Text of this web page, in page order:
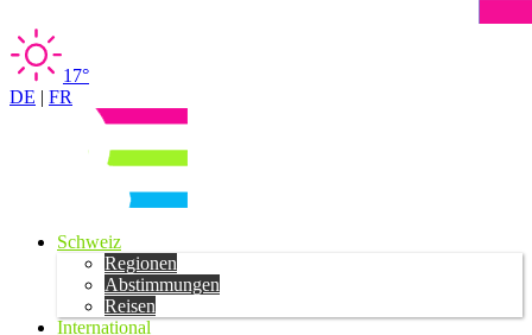
17°
DE | FR
Schweiz
Regionen
Abstimmungen
Reisen
International